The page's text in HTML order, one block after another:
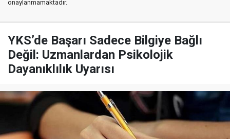
onaylanmamaktadır.
YKS’de Başarı Sadece Bilgiye Bağlı
Değil: Uzmanlardan Psikolojik
Dayanıklılık Uyarısı